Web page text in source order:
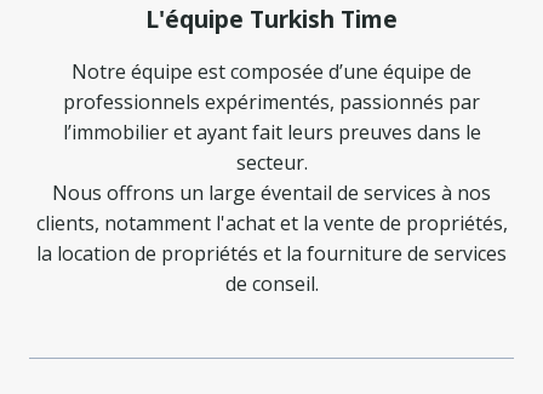
L'équipe Turkish Time
Notre équipe est composée d’une équipe de
professionnels expérimentés, passionnés par
l’immobilier et ayant fait leurs preuves dans le
secteur.
Nous offrons un large éventail de services à nos
clients, notamment l'achat et la vente de propriétés,
la location de propriétés et la fourniture de services
de conseil.